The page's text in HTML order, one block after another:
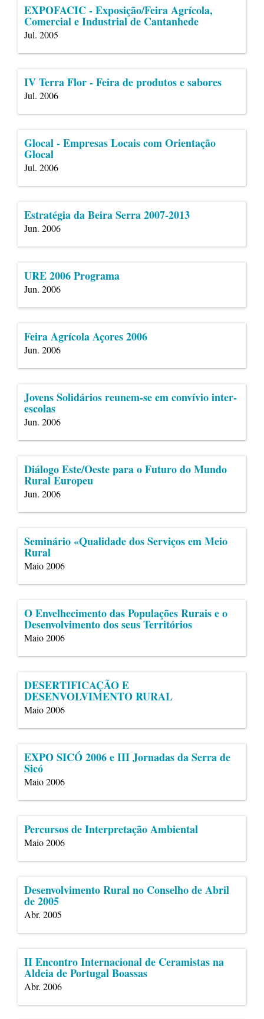
EXPOFACIC - Exposição/Feira Agrícola,
Comercial e Industrial de Cantanhede
Jul. 2005
IV Terra Flor - Feira de produtos e sabores
Jul. 2006
Glocal - Empresas Locais com Orientação
Glocal
Jul. 2006
Estratégia da Beira Serra 2007-2013
Jun. 2006
URE 2006 Programa
Jun. 2006
Feira Agrícola Açores 2006
Jun. 2006
Jovens Solidários reunem-se em convívio inter-
escolas
Jun. 2006
Diálogo Este/Oeste para o Futuro do Mundo
Rural Europeu
Jun. 2006
Seminário «Qualidade dos Serviços em Meio
Rural
Maio 2006
O Envelhecimento das Populações Rurais e o
Desenvolvimento dos seus Territórios
Maio 2006
DESERTIFICAÇÃO E
DESENVOLVIMENTO RURAL
Maio 2006
EXPO SICÓ 2006 e III Jornadas da Serra de
Sicó
Maio 2006
Percursos de Interpretação Ambiental
Maio 2006
Desenvolvimento Rural no Conselho de Abril
de 2005
Abr. 2005
II Encontro Internacional de Ceramistas na
Aldeia de Portugal Boassas
Abr. 2006